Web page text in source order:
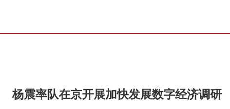
杨震率队在京开展加快发展数字经济调研